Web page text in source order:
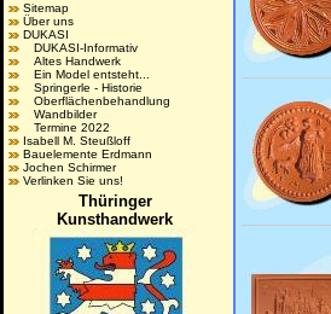
Sitemap
Über uns
DUKASI
DUKASI-Informativ
Altes Handwerk
Ein Model entsteht...
Springerle - Historie
Oberflächenbehandlung
Wandbilder
Termine 2022
Isabell M. Steußloff
Bauelemente Erdmann
Jochen Schirmer
Verlinken Sie uns!
Thüringer
Kunsthandwerk